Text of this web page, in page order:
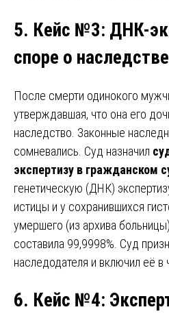
5. Кейс №3: ДНК-
споре о наследстве
После смерти одинокого
утверждавшая, что она его
наследство. Законные
сомневались. Суд назначил
экспертизу в гражданском
генетическую (ДНК)
истицы и у сохранившихся
умершего (из архива
составила 99,9998%. Суд
наследодателя и включил её в
6. Кейс №4: